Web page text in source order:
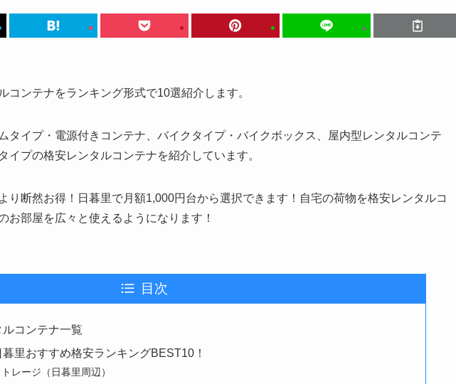
コンテナをランキング形式で10選紹介します。
タイプ・電源付きコンテナ、バイクタイプ・バイクボックス、屋内型レンタルコンテ
イプの格安レンタルコンテナを紹介しています。
り断然お得！日暮里で月額1,000円台から選択できます！自宅の荷物を格安レンタルコ
お部屋を広々と使えるようになります！
目次
コンテナ一覧
里おすすめ格安ランキングBEST10！
レージ（日暮里周辺）